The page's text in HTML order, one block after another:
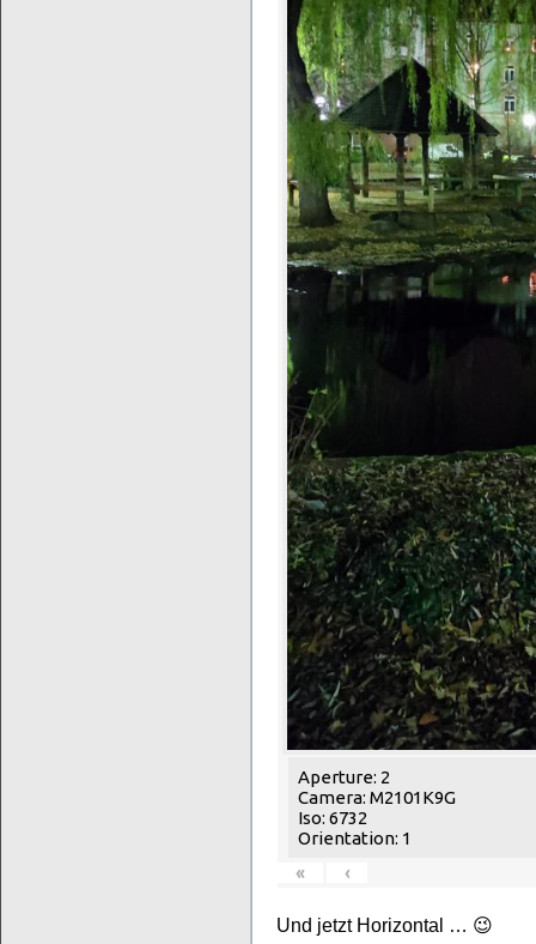
Aperture: 2
Camera: M2101K9G
Iso: 6732
Orientation: 1
«
‹
Und jetzt Horizontal … 😉